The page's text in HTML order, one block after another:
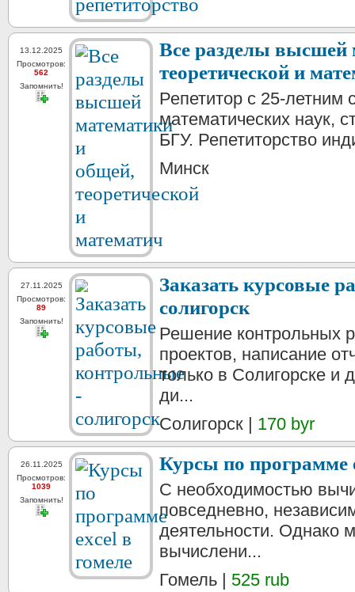
13.12.2025
Просмотров:
562
Запомнить!
Все разделы высшей
теоретической и
Репетитор с 25-летним
математических наук,
БГУ. Репетиторство
Минск
27.11.2025
Просмотров:
89
Запомнить!
Заказать курсовые
солигорск
Решение контрольных
проектов, написание
только в Солигорске и
ди...
Солигорск | 170 byr
26.11.2025
Просмотров:
1039
Запомнить!
Курсы по программе
С необходимостью
повседневно,
деятельности. Однако
вычислени...
Гомель | 525 rub